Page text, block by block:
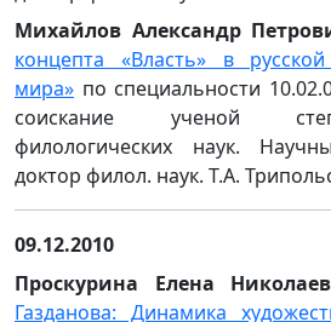
Михайлов Александр
концепта «Власть» в
мира» по специальности
соискание ученой
филологических наук.
доктор филол. наук. Т.А.
09.12.2010
Проскурина Елена
Газданова: Динамика